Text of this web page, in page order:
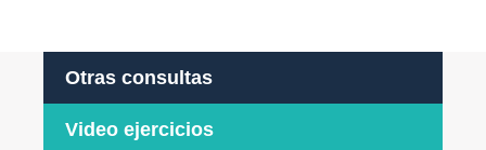
Otras consultas
Video ejercicios